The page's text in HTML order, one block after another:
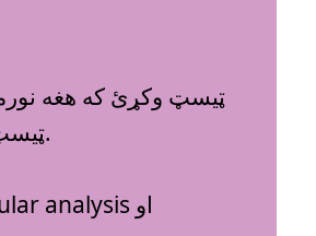
تلاسيميا او د سيکل سيل يا د وينې سرو کوروياتو د کوږوالي ناروغي نه لرلو ډاډ‌ ترلاسه کړئ،‌ نو HPLC ټيسټ وکړئ.